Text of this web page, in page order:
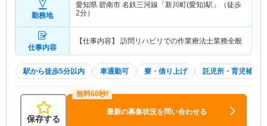
勤務地
愛知県 碧南市 名鉄三河線「新川町(愛知)駅」（徒歩
2分）
仕事内容
【仕事内容】 訪問リハビリでの作業療法士業務全般
駅から徒歩5分以内 車通勤可 寮・借り上げ 託児所・育児補助
保存する
最新の募集状況を問い合わせる